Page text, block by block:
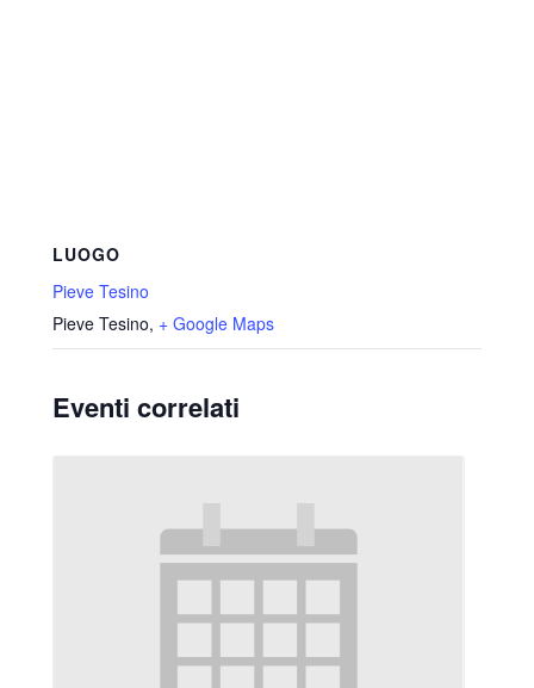
LUOGO
Pieve Tesino
Pieve Tesino, + Google Maps
Eventi correlati